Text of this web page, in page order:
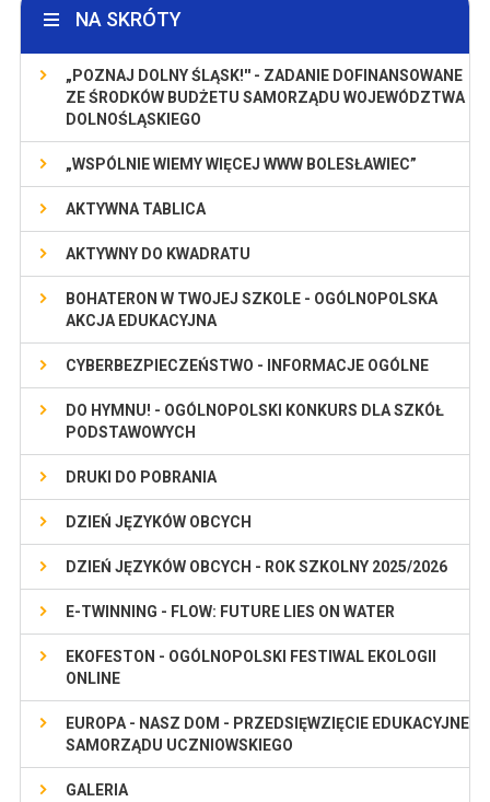
NA SKRÓTY
„POZNAJ DOLNY ŚLĄSK!'' - ZADANIE DOFINANSOWANE
ZE ŚRODKÓW BUDŻETU SAMORZĄDU WOJEWÓDZTWA
DOLNOŚLĄSKIEGO
„WSPÓLNIE WIEMY WIĘCEJ WWW BOLESŁAWIEC”
AKTYWNA TABLICA
AKTYWNY DO KWADRATU
BOHATERON W TWOJEJ SZKOLE - OGÓLNOPOLSKA
AKCJA EDUKACYJNA
CYBERBEZPIECZEŃSTWO - INFORMACJE OGÓLNE
DO HYMNU! - OGÓLNOPOLSKI KONKURS DLA SZKÓŁ
PODSTAWOWYCH
DRUKI DO POBRANIA
DZIEŃ JĘZYKÓW OBCYCH
DZIEŃ JĘZYKÓW OBCYCH - ROK SZKOLNY 2025/2026
E-TWINNING - FLOW: FUTURE LIES ON WATER
EKOFESTON - OGÓLNOPOLSKI FESTIWAL EKOLOGII
ONLINE
EUROPA - NASZ DOM - PRZEDSIĘWZIĘCIE EDUKACYJNE
SAMORZĄDU UCZNIOWSKIEGO
GALERIA